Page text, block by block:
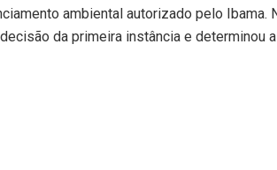
ambiental autorizado pelo Ibama.
da primeira instância e determinou